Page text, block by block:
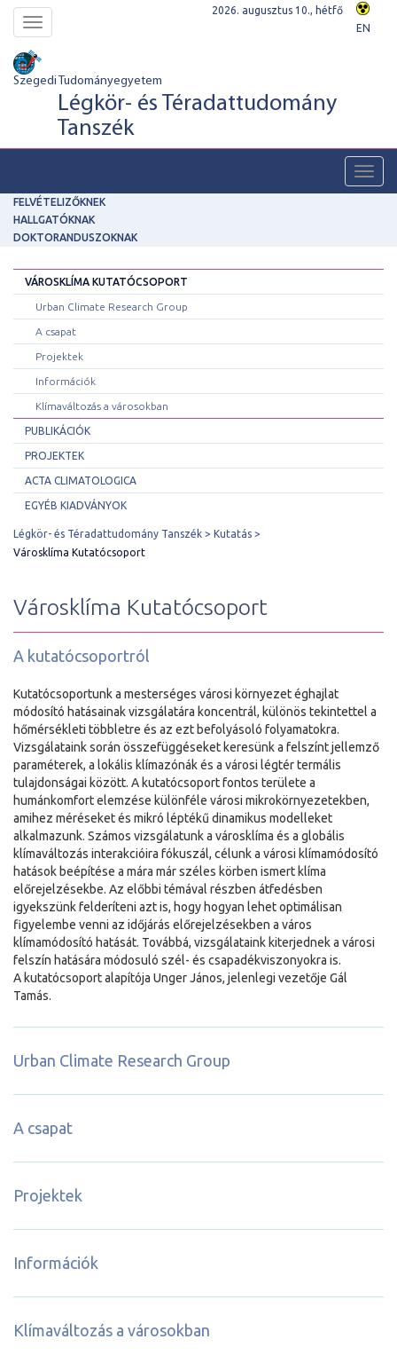
Toggle
navigation
2026. augusztus 10., hétfő
EN
Szegedi Tudományegyetem
Légkör- és Téradattudomány
Tanszék
FELVÉTELIZŐKNEK
HALLGATÓKNAK
DOKTORANDUSZOKNAK
VÁROSKLÍMA KUTATÓCSOPORT
Urban Climate Research Group
A csapat
Projektek
Információk
Klímaváltozás a városokban
PUBLIKÁCIÓK
PROJEKTEK
ACTA CLIMATOLOGICA
EGYÉB KIADVÁNYOK
Légkör- és Téradattudomány Tanszék
Kutatás
Városklíma Kutatócsoport
Városklíma Kutatócsoport
A kutatócsoportról
Kutatócsoportunk a mesterséges városi környezet éghajlat
módosító hatásainak vizsgálatára koncentrál, különös tekintettel a
hőmérsékleti többletre és az ezt befolyásoló folyamatokra.
Vizsgálataink során összefüggéseket keresünk a felszínt jellemző
paraméterek, a lokális klímazónák és a városi légtér termális
tulajdonságai között. A kutatócsoport fontos területe a
humánkomfort elemzése különféle városi mikrokörnyezetekben,
amihez méréseket és mikró léptékű dinamikus modelleket
alkalmazunk. Számos vizsgálatunk a városklíma és a globális
klímaváltozás interakcióira fókuszál, célunk a városi klímamódosító
hatások beépítése a mára már széles körben ismert klíma
előrejelzésekbe. Az előbbi témával részben átfedésben
igyekszünk felderíteni azt is, hogy hogyan lehet optimálisan
figyelembe venni az időjárás előrejelzésekben a város
klímamódosító hatását. Továbbá, vizsgálataink kiterjednek a városi
felszín hatására módosuló szél- és csapadékviszonyokra is.
A kutatócsoport alapítója Unger János, jelenlegi vezetője Gál
Tamás.
Urban Climate Research Group
A csapat
Projektek
Információk
Klímaváltozás a városokban